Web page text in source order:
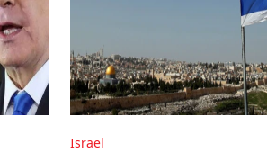
Israel